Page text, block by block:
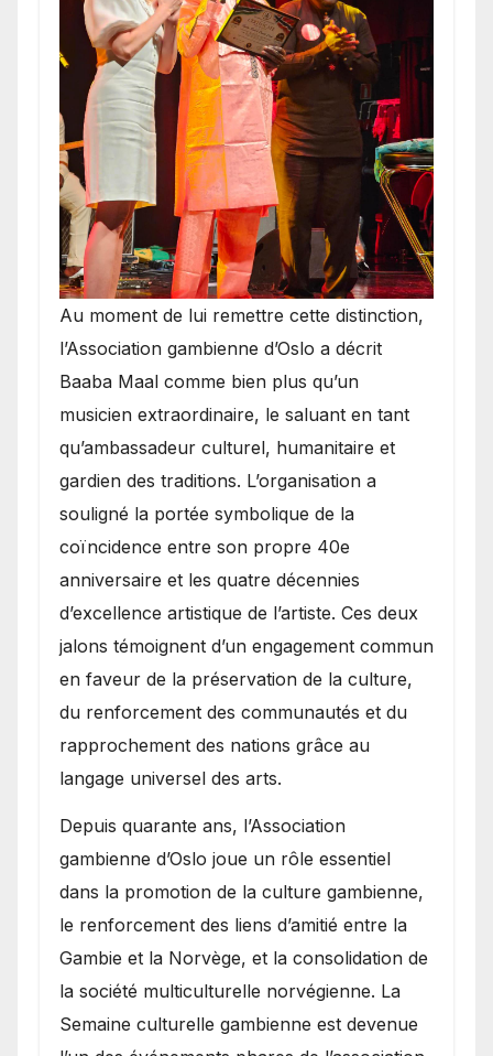
​Au moment de lui remettre cette distinction,
l’Association gambienne d’Oslo a décrit
Baaba Maal comme bien plus qu’un
musicien extraordinaire, le saluant en tant
qu’ambassadeur culturel, humanitaire et
gardien des traditions. L’organisation a
souligné la portée symbolique de la
coïncidence entre son propre 40e
anniversaire et les quatre décennies
d’excellence artistique de l’artiste. Ces deux
jalons témoignent d’un engagement commun
en faveur de la préservation de la culture,
du renforcement des communautés et du
rapprochement des nations grâce au
langage universel des arts.
​Depuis quarante ans, l’Association
gambienne d’Oslo joue un rôle essentiel
dans la promotion de la culture gambienne,
le renforcement des liens d’amitié entre la
Gambie et la Norvège, et la consolidation de
la société multiculturelle norvégienne. La
Semaine culturelle gambienne est devenue